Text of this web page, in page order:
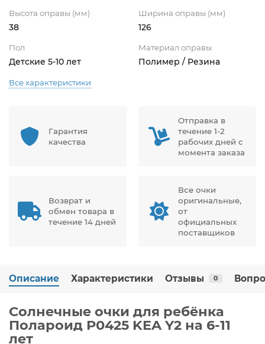
Высота оправы (мм)
38
Ширина оправы (мм)
126
Пол
Детские 5-10 лет
Материал оправы
Полимер / Резина
Все характеристики
Гарантия
качества
Отправка в
течение 1-2
рабочих дней с
момента заказа
Возврат и
обмен товара в
течение 14 дней
Все очки
оригинальные,
от
официальных
поставщиков
Описание Характеристики Отзывы 0
Солнечные очки для ребёнка
Полароид P0425 KEA Y2 на 6-11
лет